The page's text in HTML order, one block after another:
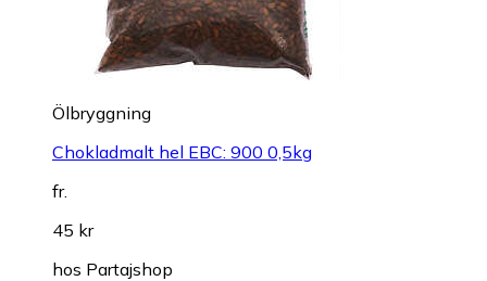
Ölbryggning
Chokladmalt hel EBC: 900 0,5kg
fr.
45 kr
hos Partajshop